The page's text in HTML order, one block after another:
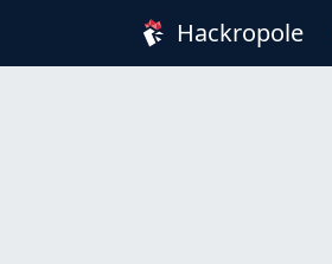
Hackropole